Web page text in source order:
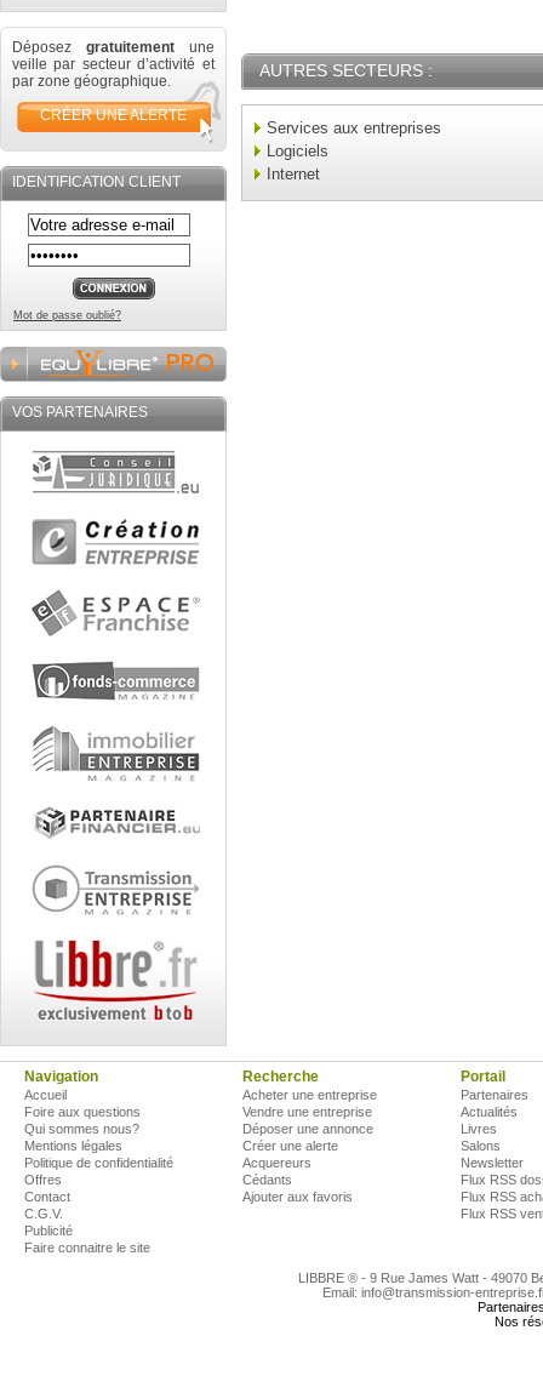
Déposez gratuitement une
veille par secteur d’activité et
par zone géographique.
CRÉER UNE ALERTE
IDENTIFICATION CLIENT
Mot de passe oublié?
VOS PARTENAIRES
AUTRES SECTEURS :
Services aux entreprises
Logiciels
Internet
Navigation
Accueil
Foire aux questions
Qui sommes nous?
Mentions légales
Politique de confidentialité
Offres
Contact
C.G.V.
Publicité
Faire connaitre le site
Recherche
Acheter une entreprise
Vendre une entreprise
Déposer une annonce
Créer une alerte
Acquereurs
Cédants
Ajouter aux favoris
Portail
Partenaires
Actualités
Livres
Salons
Newsletter
Flux RSS
Flux RSS
Flux RSS
LIBBRE ® - 9 Rue James Watt - 49070
Email: info@transmission-
Nos